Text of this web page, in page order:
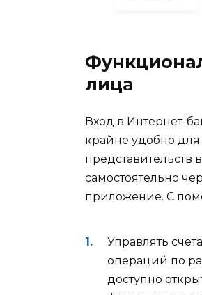
лица
Вход в Интернет-
крайне удобно
самостоятельно
приложение. С
Управлять
операций по
доступно